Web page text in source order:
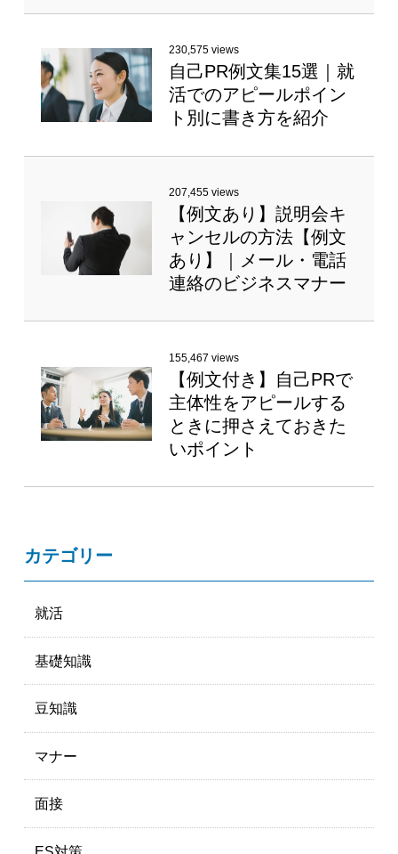
230,575 views
自己PR例文集15選｜就
活でのアピールポイン
ト別に書き方を紹介
207,455 views
【例文あり】説明会キ
ャンセルの方法【例文
あり】｜メール・電話
連絡のビジネスマナー
155,467 views
【例文付き】自己PRで
主体性をアピールする
ときに押さえておきた
いポイント
カテゴリー
就活
基礎知識
豆知識
マナー
面接